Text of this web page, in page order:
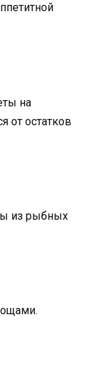
на
от остатков
из рыбных